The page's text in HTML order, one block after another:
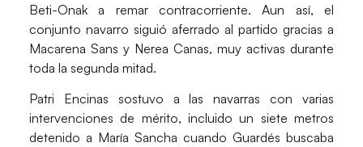
Beti-Onak a remar contracorriente. Aun así, el
conjunto navarro siguió aferrado al partido gracias a
Macarena Sans y Nerea Canas, muy activas durante
toda la segunda mitad.
Patri Encinas sostuvo a las navarras con varias
intervenciones de mérito, incluido un siete metros
detenido a María Sanchacuando Guardés buscaba